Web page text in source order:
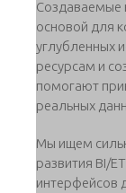
Создаваемые
основой для
углубленных
ресурсам и
помогают
реальных
Мы ищем
развития BI/
интерфейсов